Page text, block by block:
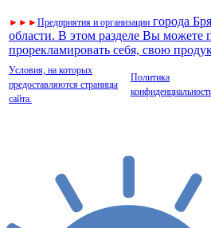
► ► ►Предприятия и организации города
области. В этом разделе Вы можете
прорекламировать себя, свою
Условия, на которых
предоставляются страницы
сайта.
Политика